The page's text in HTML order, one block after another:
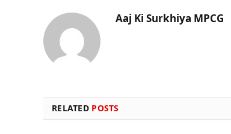
Aaj Ki Surkhiya MPCG
RELATED POSTS